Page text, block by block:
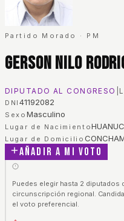
Partido Morado · PM
Gerson Nilo
DIPUTADO AL CONGRESO
DNI 41192082
Sexo Masculino
Lugar de Nacimiento
Lugar de Domicilio
Añadir a mi voto
Puedes elegir hasta 2 diputados
circunscripción regional.
el voto preferencial.